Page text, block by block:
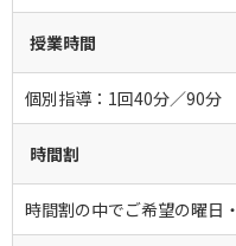
授業時間
個別指導：1回40分／90分
時間割
時間割の中でご希望の曜日